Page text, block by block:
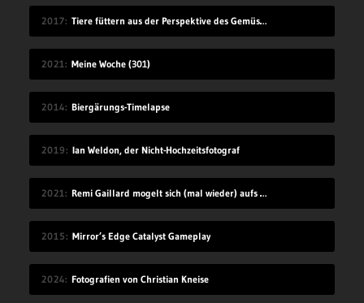
2017 Tiere füttern aus der Perspektive des Gemüses
2021 Meine Woche (301)
2014 Biergärungs-Timelapse
2019 Ian Weldon, der Nicht-Hochzeitsfotograf
2021 Remi Gaillard mogelt sich (mal wieder) aufs Volleyball-Mannschaftsfoto
2015 Mirror’s Edge Catalyst Gameplay
2024 Fotografien von Christian Kneise